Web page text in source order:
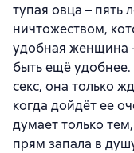
тупая овца – пять
ничтожеством,
удобная женщина
быть ещё удобнее.
секс, она только
когда дойдёт ее
думает только
прям запала в